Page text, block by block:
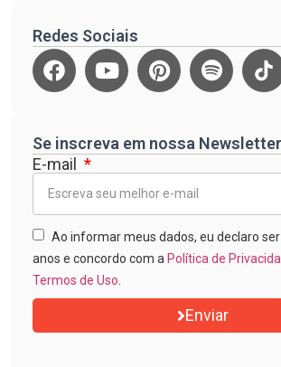
Redes Sociais
Se inscreva em nossa Newsletter
E-mail
Ao informar meus dados, eu declaro
anos e concordo com a Política de
Termos de Uso
Enviar